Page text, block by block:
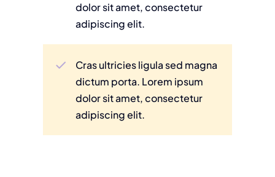
dolor sit amet, consectetur
adipiscing elit.
Cras ultricies ligula sed magna
dictum porta. Lorem ipsum
dolor sit amet, consectetur
adipiscing elit.